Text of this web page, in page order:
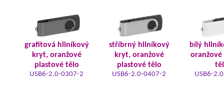
grafitová hliníkový
kryt, oranžové
plastové tělo
USB6-2.0-0307-2
stříbrný hliníkový
kryt, oranžové
plastové tělo
USB6-2.0-0407-2
bílý
oranžové
USB6-